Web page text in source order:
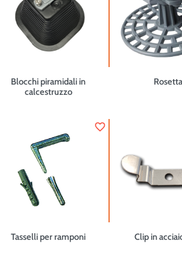
Blocchi piramidali in
calcestruzzo
Rosetta
Tasselli per ramponi
favorite_border
Clip in